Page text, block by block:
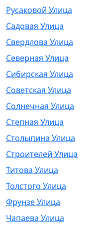
Русаковой Улица
Садовая Улица
Свердлова Улица
Северная Улица
Сибирская Улица
Советская Улица
Солнечная Улица
Степная Улица
Столыпина Улица
Строителей Улица
Титова Улица
Толстого Улица
Фрунзе Улица
Чапаева Улица